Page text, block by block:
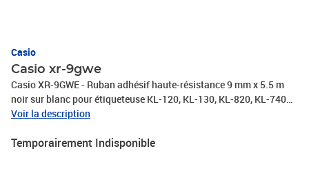
Casio
Casio xr-9gwe
Casio XR-9GWE - Ruban adhésif haute-résistance 9 mm x 5.5 m
noir sur blanc pour étiqueteuse KL-120, KL-130, KL-820, KL-7400,
KL-HD1, KL-G2
Voir la description
Temporairement Indisponible